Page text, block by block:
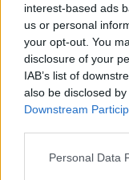
interest-based ads
us or personal
your opt-out. You
disclosure of your
IAB’s list of
also be disclosed
Downstream
Please note that
Personal Data
i